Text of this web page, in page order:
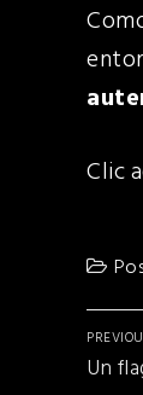
Clic
de
Un